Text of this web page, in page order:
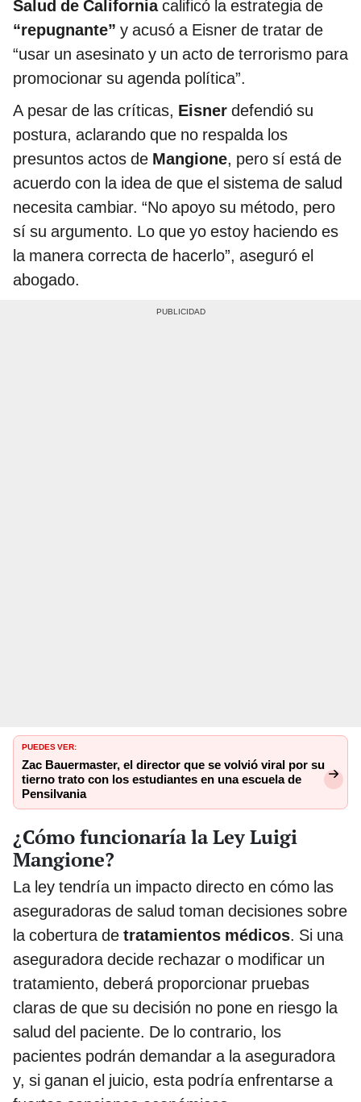
Salud de Californiacalificó la estrategia de
“repugnante” y acusó a Eisner de tratar de
“usar un asesinato y un acto de terrorismo para
promocionar su agenda política”.
A pesar de las críticas, Eisner defendió su
postura, aclarando que no respalda los
presuntos actos de Mangione, pero sí está de
acuerdo con la idea de que el sistema de salud
necesita cambiar. “No apoyo su método, pero
sí su argumento. Lo que yo estoy haciendo es
la manera correcta de hacerlo”, aseguró el
abogado.
PUEDES VER:
Zac Bauermaster, el director que se volvió viral por su
tierno trato con los estudiantes en una escuela de
Pensilvania
¿Cómo funcionaría la Ley Luigi
Mangione?
La ley tendría un impacto directo en cómo las
aseguradoras de salud toman decisiones sobre
la cobertura de tratamientos médicos. Si una
aseguradora decide rechazar o modificar un
tratamiento, deberá proporcionar pruebas
claras de que su decisión no pone en riesgo la
salud del paciente. De lo contrario, los
pacientes podrán demandar a la aseguradora
y, si ganan el juicio, esta podría enfrentarse a